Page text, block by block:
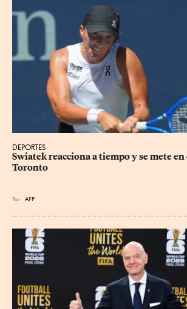
DEPORTES
Swiatek reacciona a tiempo y se mete en
Toronto
Por AFP